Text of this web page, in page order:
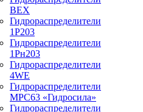
ВЕХ
Гидрораспределители
1Р203
Гидрораспределители
1Рн203
Гидрораспределители
4WE
Гидрораспределители
МРС63 «Гидросила»
Гидрораспределители